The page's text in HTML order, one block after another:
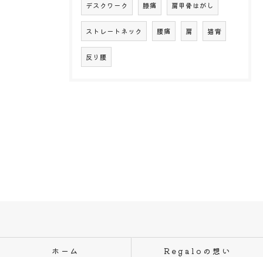
デスクワーク 膝痛 肩甲骨はがし
ストレートネック 腰痛 肩 猫背
反り腰
ホーム Regaloの想い